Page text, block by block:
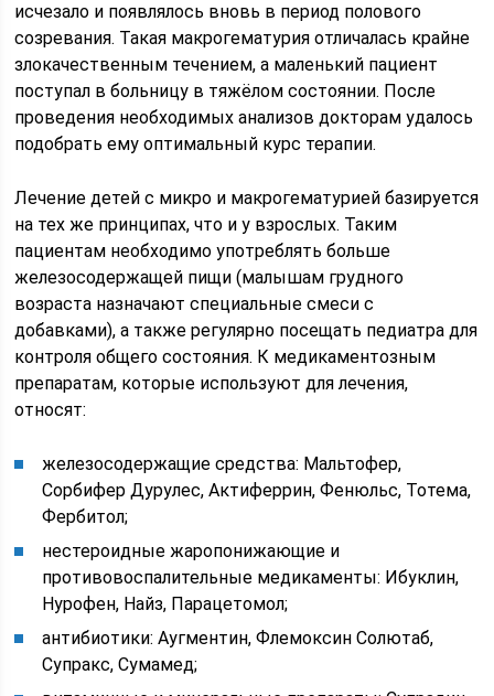
исчезало и появлялось вновь в период полового
созревания. Такая макрогематурия отличалась крайне
злокачественным течением, а маленький пациент
поступал в больницу в тяжёлом состоянии. После
проведения необходимых анализов докторам удалось
подобрать ему оптимальный курс терапии.
Лечение детей с микро и макрогематурией базируется
на тех же принципах, что и у взрослых. Таким
пациентам необходимо употреблять больше
железосодержащей пищи (малышам грудного
возраста назначают специальные смеси с
добавками), а также регулярно посещать педиатра для
контроля общего состояния. К медикаментозным
препаратам, которые используют для лечения,
относят:
железосодержащие средства: Мальтофер,
Сорбифер Дурулес, Актиферрин, Фенюльс, Тотема,
Фербитол;
нестероидные жаропонижающие и
противовоспалительные медикаменты: Ибуклин,
Нурофен, Найз, Парацетомол;
антибиотики: Аугментин, Флемоксин Солютаб,
Супракс, Сумамед;